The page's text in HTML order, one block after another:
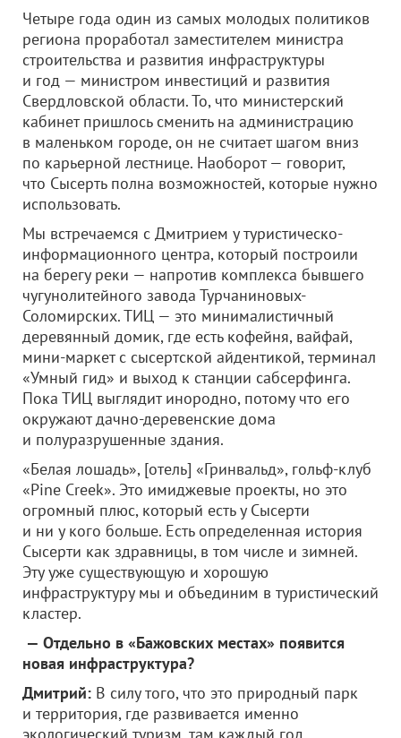
Четыре года один из самых молодых политиков
региона проработал заместителем министра
строительства и развития инфраструктуры
и год — министром инвестиций и развития
Свердловской области. То, что министерский
кабинет пришлось сменить на администрацию
в маленьком городе, он не считает шагом вниз
по карьерной лестнице. Наоборот — говорит,
что Сысерть полна возможностей, которые нужно
использовать.
Мы встречаемся с Дмитрием у туристическо-
информационного центра, который построили
на берегу реки — напротив комплекса бывшего
чугунолитейного завода Турчаниновых-
Соломирских. ТИЦ — это минималистичный
деревянный домик, где есть кофейня, вайфай,
мини-маркет с сысертской айдентикой, терминал
«Умный гид» и выход к станции сабсерфинга.
Пока ТИЦ выглядит инородно, потому что его
окружают дачно-деревенские дома
и полуразрушенные здания.
«Белая лошадь», [отель] «Гринвальд», гольф-клуб
«Pine Creek». Это имиджевые проекты, но это
огромный плюс, который есть у Сысерти
и ни у кого больше. Есть определенная история
Сысерти как здравницы, в том числе и зимней.
Эту уже существующую и хорошую
инфраструктуру мы и объединим в туристический
кластер.
— Отдельно в «Бажовских местах» появится
новая инфраструктура?
Дмитрий: В силу того, что это природный парк
и территория, где развивается именно